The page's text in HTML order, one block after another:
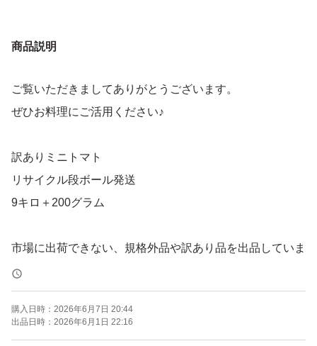
商品説明
ご覧いただきましてありがとうございます。
ぜひお料理にご活用ください♪
訳ありミニトマト
リサイクル段ボール発送
9キロ＋200グラム
市場に出荷できない、規格外品や訳あり品を出品していま
す。
そのため、スーパーに並ばないような傷あり、ヘタなし、
シミ、双子、形の不揃い、着色不良（部分的に青い）、軟
化、2Sサイズ以下などになります。
購入日時： 2026年6月7日 20:44
出品日時： 2026年6月1日 22:16